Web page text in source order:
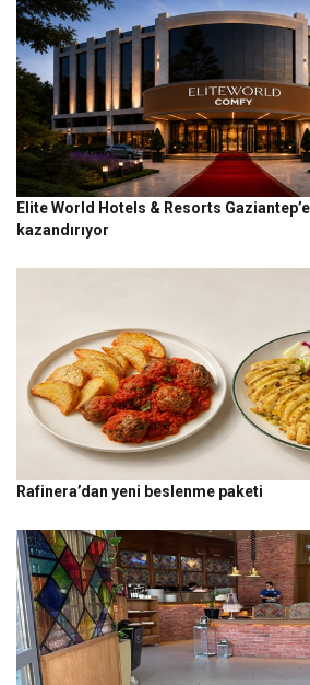
Elite World Hotels & Resorts
kazandırıyor
Rafinera’dan yeni beslenme paketi